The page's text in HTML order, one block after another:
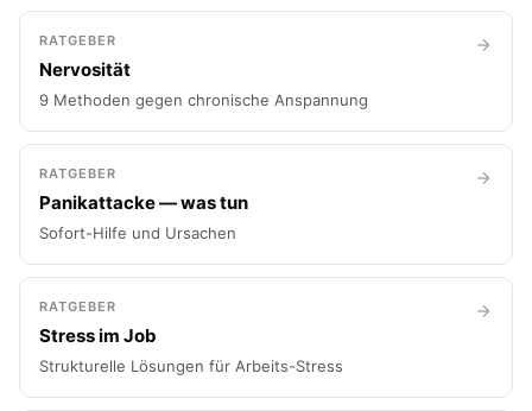
RATGEBER
Nervosität
9 Methoden gegen chronische Anspannung
RATGEBER
Panikattacke — was tun
Sofort-Hilfe und Ursachen
RATGEBER
Stress im Job
Strukturelle Lösungen für Arbeits-Stress